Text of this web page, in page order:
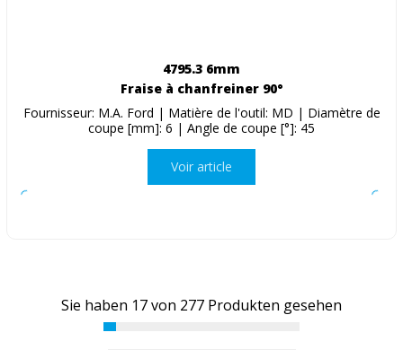
4795.3 6mm
Fraise à chanfreiner 90°
Fournisseur: M.A. Ford | Matière de l'outil: MD | Diamètre de
coupe [mm]: 6 | Angle de coupe [°]: 45
Voir article
Sie haben 17von 277 Produkten gesehen